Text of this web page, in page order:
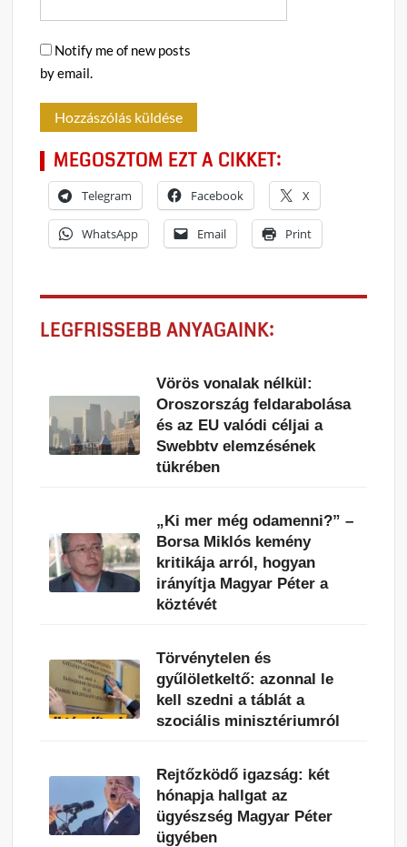
Notify me of new posts
by email.
MEGOSZTOM EZT A CIKKET:
Telegram Facebook X
WhatsApp Email Print
LEGFRISSEBB ANYAGAINK:
Vörös vonalak nélkül:
Oroszország feldarabolása
és az EU valódi céljai a
Swebbtv elemzésének
tükrében
„Ki mer még odamenni?” –
Borsa Miklós kemény
kritikája arról, hogyan
irányítja Magyar Péter a
köztévét
Törvénytelen és
gyűlöletkeltő: azonnal le
kell szedni a táblát a
szociális minisztériumról
Rejtőzködő igazság: két
hónapja hallgat az
ügyészség Magyar Péter
ügyében